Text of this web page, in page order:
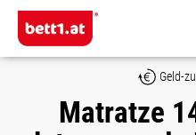
Zum Hauptinhalt springen
Geld-
Matratze